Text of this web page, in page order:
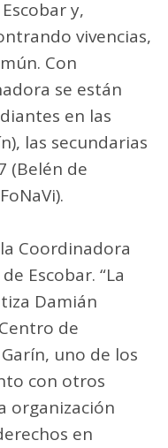
y,
vivencias,
Con
se están
en las
las secundarias
(Belén de
Coordinadora
Escobar. “La
Damián
de
uno de los
con otros
organización
en